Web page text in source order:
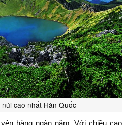
cao nhất Hàn Quốc
hàng ngàn năm. Với chiều cao